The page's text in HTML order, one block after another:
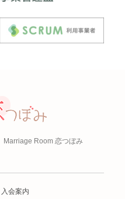
Marriage Room 恋つぼみ
入会案内